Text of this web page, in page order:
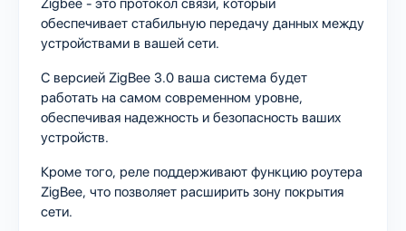
обеспечивает стабильную передачу данных между
устройствами в вашей сети.
С версией ZigBee 3.0 ваша система будет
работать на самом современном уровне,
обеспечивая надежность и безопасность ваших
устройств.
Кроме того, реле поддерживают функцию роутера
ZigBee, что позволяет расширить зону покрытия
сети.